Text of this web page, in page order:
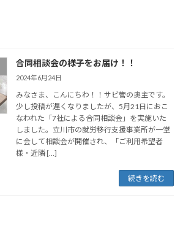
合同相談会の様子をお届け！！
2024年6月24日
みなさま、こんにちわ！！サビ管の奥主です。
少し投稿が遅くなりましたが、5月21日におこ
なわれた「7社による合同相談会」を実施いた
しました。立川市の就労移行支援事業所が一堂
に会して相談会が開催され、「ご利用希望者
様・近隣 […]
続きを読む